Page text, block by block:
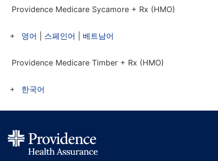
Providence Medicare Sycamore + Rx (HMO)
영어 스페인어 베트남어
Providence Medicare Timber + Rx (HMO)
한국어